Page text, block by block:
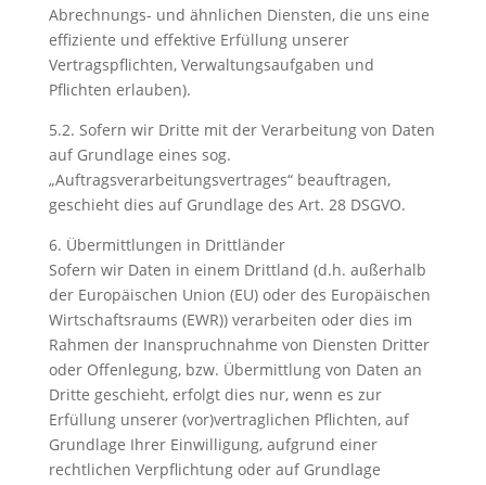
Abrechnungs- und ähnlichen Diensten, die uns eine
effiziente und effektive Erfüllung unserer
Vertragspflichten, Verwaltungsaufgaben und
Pflichten erlauben).
5.2. Sofern wir Dritte mit der Verarbeitung von Daten
auf Grundlage eines sog.
„Auftragsverarbeitungsvertrages“ beauftragen,
geschieht dies auf Grundlage des Art. 28 DSGVO.
6. Übermittlungen in Drittländer
Sofern wir Daten in einem Drittland (d.h. außerhalb
der Europäischen Union (EU) oder des Europäischen
Wirtschaftsraums (EWR)) verarbeiten oder dies im
Rahmen der Inanspruchnahme von Diensten Dritter
oder Offenlegung, bzw. Übermittlung von Daten an
Dritte geschieht, erfolgt dies nur, wenn es zur
Erfüllung unserer (vor)vertraglichen Pflichten, auf
Grundlage Ihrer Einwilligung, aufgrund einer
rechtlichen Verpflichtung oder auf Grundlage